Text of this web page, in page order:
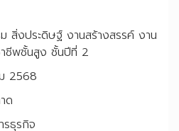
สิ่งประดิษฐ์ งานสร้างสรรค์ งาน
ชีพชั้นสูง ชั้นปีที่ 2
2568
ด
รธุรกิจ